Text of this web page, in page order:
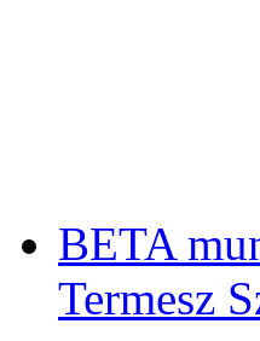
BETA
Termesz